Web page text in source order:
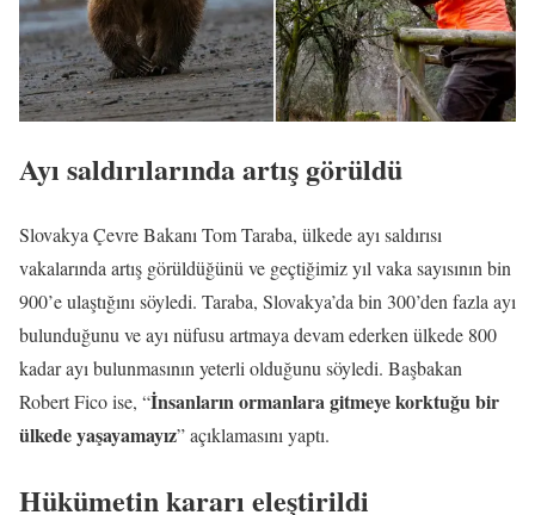
Ayı saldırılarında artış görüldü
Slovakya Çevre Bakanı Tom Taraba, ülkede ayı saldırısı
vakalarında artış görüldüğünü ve geçtiğimiz yıl vaka sayısının bin
900’e ulaştığını söyledi. Taraba, Slovakya’da bin 300’den fazla ayı
bulunduğunu ve ayı nüfusu artmaya devam ederken ülkede 800
kadar ayı bulunmasının yeterli olduğunu söyledi. Başbakan
Robert Fico ise, “İnsanların ormanlara gitmeye korktuğu bir
ülkede yaşayamayız” açıklamasını yaptı.
Hükümetin kararı eleştirildi